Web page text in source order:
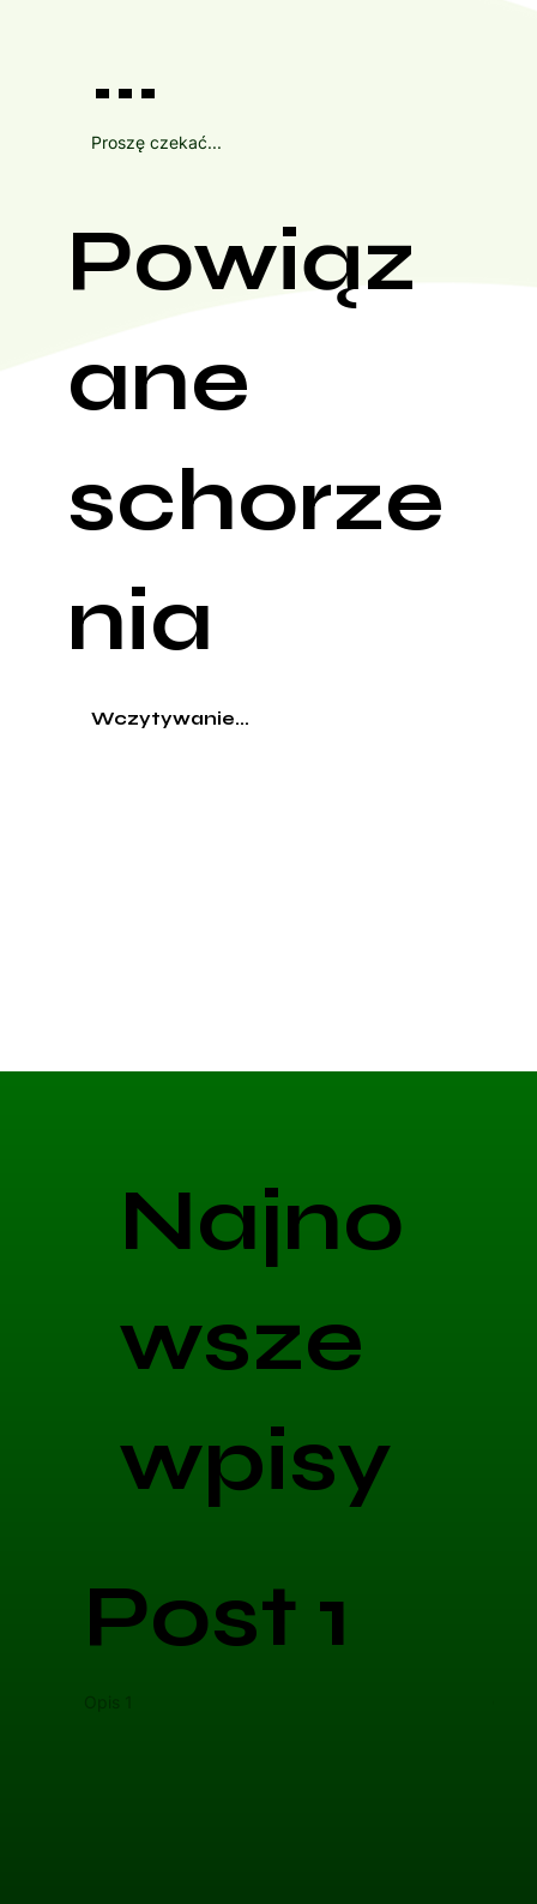
...
Proszę czekać...
Powiąz
ane
schorze
nia
Wczytywanie...
Najno
wsze
wpisy
Post 1
Opis 1